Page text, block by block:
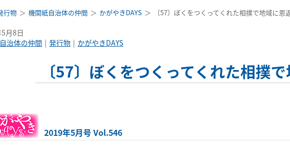
行物 機関紙自治体の仲間 かがやきDAYS 〔57〕ぼくをつくってくれた相撲で地域に恩
月8日
治体の仲間
発行物 かがやきDAYS
〔57〕ぼくをつくってくれた相撲
2019年5月号 Vol.546